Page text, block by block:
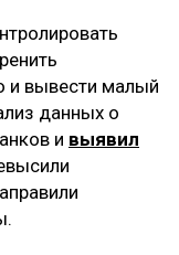
и вывести малый
данных о
и выявил